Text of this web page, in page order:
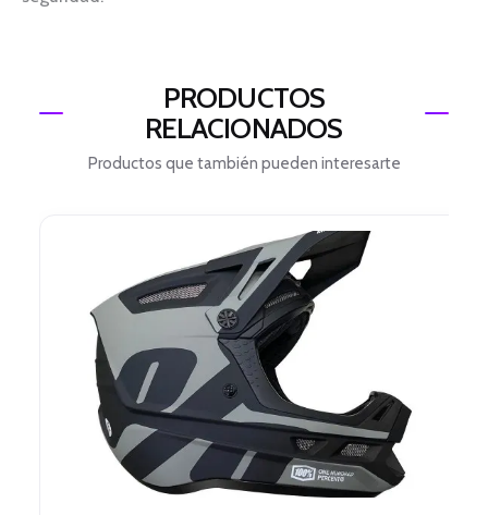
PRODUCTOS
RELACIONADOS
Productos que también pueden interesarte